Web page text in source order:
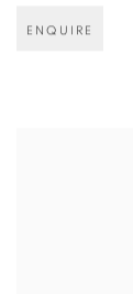
ENQUIRE